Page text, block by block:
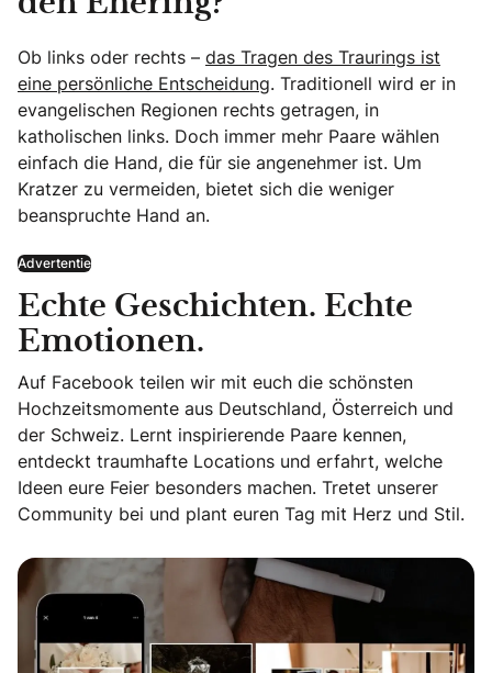
Ob links oder rechts – das Tragen des Traurings ist
eine persönliche Entscheidung. Traditionell wird er in
evangelischen Regionen rechts getragen, in
katholischen links. Doch immer mehr Paare wählen
einfach die Hand, die für sie angenehmer ist. Um
Kratzer zu vermeiden, bietet sich die weniger
beanspruchte Hand an.
Advertentie
Echte Geschichten. Echte
Emotionen.
Auf Facebook teilen wir mit euch die schönsten
Hochzeitsmomente aus Deutschland, Österreich und
der Schweiz. Lernt inspirierende Paare kennen,
entdeckt traumhafte Locations und erfahrt, welche
Ideen eure Feier besonders machen. Tretet unserer
Community bei und plant euren Tag mit Herz und Stil.
Echte Geschichten. Echte Emotionen.